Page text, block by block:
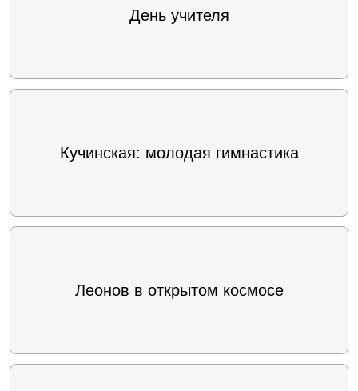
День учителя
Кучинская: молодая гимнастика
Леонов в открытом космосе